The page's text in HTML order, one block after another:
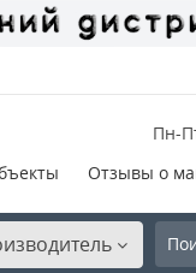
Пн-
Отзывы о